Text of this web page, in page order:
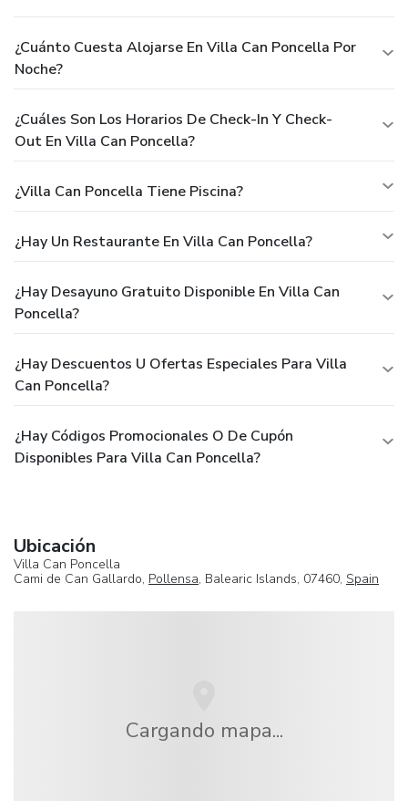
¿Cuánto Cuesta Alojarse En Villa Can Poncella Por
Noche?
¿Cuáles Son Los Horarios De Check-In Y Check-
Out En Villa Can Poncella?
¿Villa Can Poncella Tiene Piscina?
¿Hay Un Restaurante En Villa Can Poncella?
¿Hay Desayuno Gratuito Disponible En Villa Can
Poncella?
¿Hay Descuentos U Ofertas Especiales Para Villa
Can Poncella?
¿Hay Códigos Promocionales O De Cupón
Disponibles Para Villa Can Poncella?
Ubicación
Villa Can Poncella
Cami de Can Gallardo, Pollensa, Balearic Islands, 07460, Spain
Cargando mapa...